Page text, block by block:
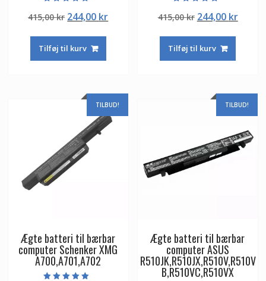
4.50
ud af 5
415,00kr Den
pris
var:
244,00 krDen
Tilføj til kurv
4.50
ud af 5
415,00kr Den
pris
var:
244,00 krDen
Tilføj til kurv
TILBUD!
Ægte batteri til bærbar
computer Schenker XMG
A700,A701,A702
TILBUD!
Ægte batteri til bærbar
computer ASUS
R510JK,R510JX,R510V,R510V
B,R510VC,R510VX